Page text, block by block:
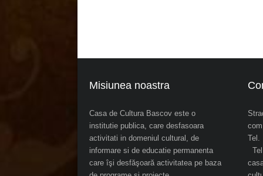
Misiunea noastra
Casa de Cultura Bascov este o
institutie publica, care desfasoara
activitati in domeniul cultural, de
informare si de educatie permanenta
care îşi desfăşoară activitatea pe baza